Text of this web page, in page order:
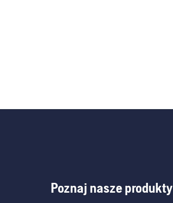
Poznaj nasze produkty